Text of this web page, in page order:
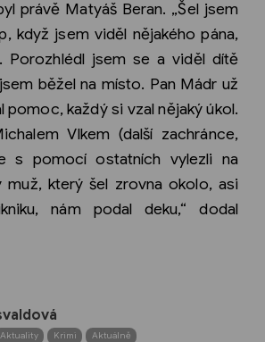
právě Matyáš Beran. „Šel jsem
když jsem viděl nějakého pána,
Porozhlédl jsem se a viděl dítě
běžel na místo. Pan Mádr už
pomoc, každý si vzal nějaký úkol.
Vlkem (další zachránce,
s pomocí ostatních vylezli na
muž, který šel zrovna okolo, asi
nám podal deku,“ dodal
Aktuality Krimi Aktuálně